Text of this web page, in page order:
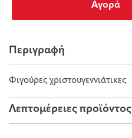
Αγορά
Περιγραφή
Φιγούρες χριστουγεννιάτικες
Λεπτομέρειες προϊόντος